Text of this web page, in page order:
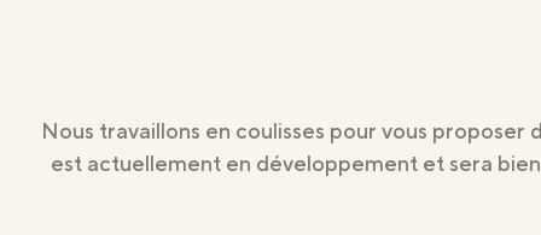
Nous travaillons en coulisses pour vous
est actuellement en développement et sera